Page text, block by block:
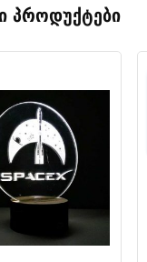
პროდუქტები